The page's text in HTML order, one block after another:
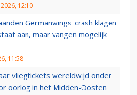
12:10
Germanwings-crash klagen
aan, maar vangen mogelijk
11:58
vliegtickets wereldwijd onder
oorlog in het Midden-Oosten